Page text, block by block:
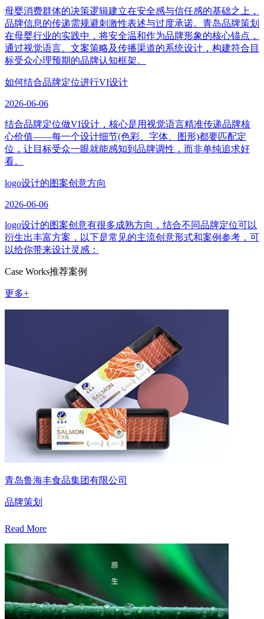
母婴消费群体的决策逻辑建立在安全感与信任感的基础之上，
品牌信息的传递需规避刺激性表述与过度承诺。青岛品牌策划
在母婴行业的实践中，将安全温和作为品牌形象的核心锚点，
通过视觉语言、文案策略及传播渠道的系统设计，构建符合目
标受众心理预期的品牌认知框架。
如何结合品牌定位进行VI设计
2026-06-06
结合品牌定位做VI设计，核心是用视觉语言精准传递品牌核
心价值——每一个设计细节(色彩、字体、图形)都要匹配定
位，让目标受众一眼就能感知到品牌调性，而非单纯追求好
看。
logo设计的图案创意方向
2026-06-06
logo设计的图案创意有很多成熟方向，结合不同品牌定位可以
衍生出丰富方案，以下是常见的主流创意形式和案例参考，可
以给你带来设计灵感：
Case Works推荐案例
更多+
青岛鲁海丰食品集团有限公司
品牌策划
Read More